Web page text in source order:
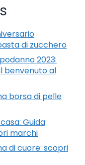
di zucchero
2023:
benvenuto al
borsa di pelle
Guida
marchi
di cuore: scopri